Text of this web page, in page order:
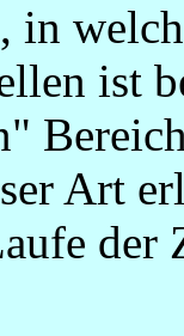
in
ist
Art
der